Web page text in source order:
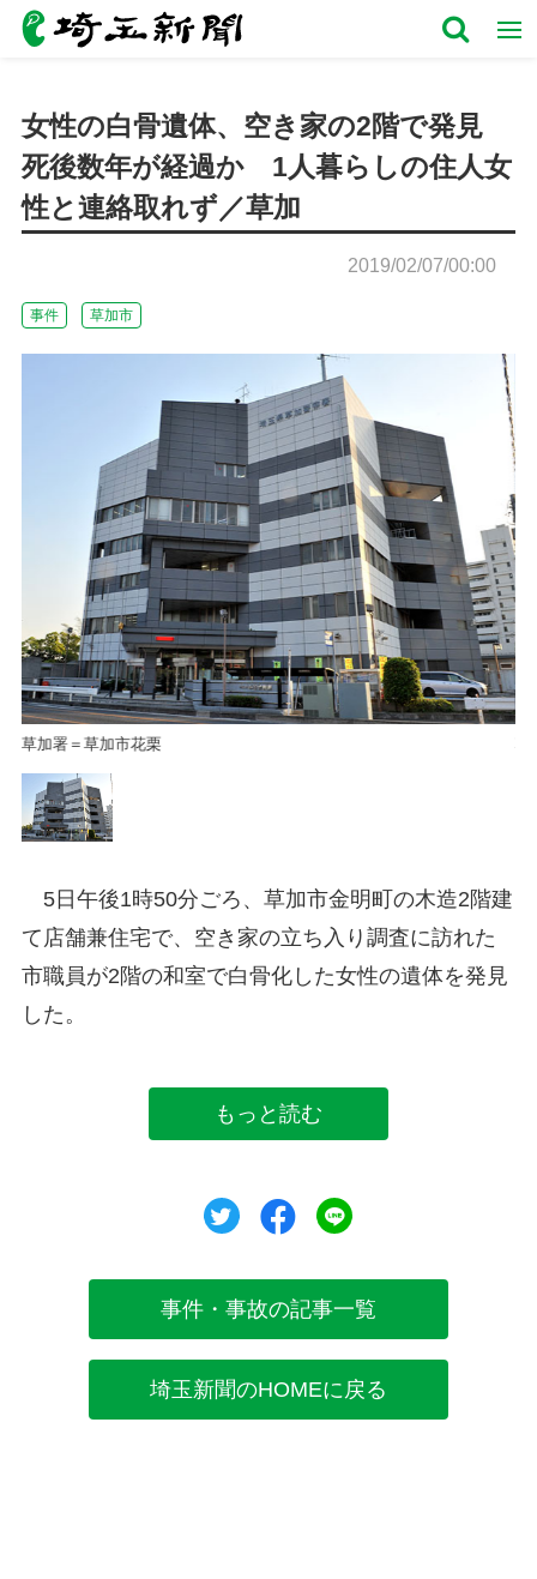
女性の白骨遺体、空き家の2階で発見
死後数年が経過か 1人暮らしの住人女
性と連絡取れず／草加
2019/02/07/00:00
事件 草加市
草加署＝草加市花栗
5日午後1時50分ごろ、草加市金明町の木造2階建
て店舗兼住宅で、空き家の立ち入り調査に訪れた
市職員が2階の和室で白骨化した女性の遺体を発見
した。
もっと読む
ツイートシェア
事件・事故の記事一覧
埼玉新聞のHOMEに戻る